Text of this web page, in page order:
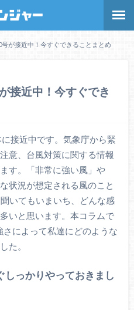
が接近中！今すぐできることまとめ
接近中！今すぐでき
接近中です。気象庁から緊
意、台風対策に関する情報
す。「非常に強い風」や
状況が想定される風のこと
いてもいまいち、どんな感
いと思います。本コラムで
によって私達にどのような
た。
しっかりやっておきまし